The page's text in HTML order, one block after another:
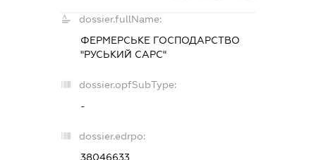
dossier.fullName:
ФЕРМЕРСЬКЕ ГОСПОДАРСТВО
"РУСЬКИЙ САРС"
dossier.opfSubType:
-
dossier.edrpo:
38046633